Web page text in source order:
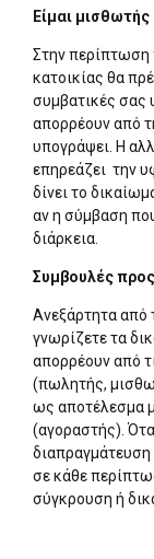
Είμαι μισθωτής
Στην περίπτωση
κατοικίας θα
συμβατικές σας
απορρέουν από
υπογράψει. Η
επηρεάζει την
δίνει το
αν η σύμβαση
διάρκεια.
Συμβουλές
Ανεξάρτητα από
γνωρίζετε τα
απορρέουν από
(πωλητής,
ως αποτέλεσμα
(αγοραστής).
διαπραγμάτευση
σε κάθε
σύγκρουση ή